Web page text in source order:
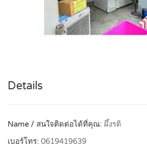
Details
Name / สนใจติดต่อได้ที่คุณ: ผึ้งรติ
เบอร์โทร: 0619419639